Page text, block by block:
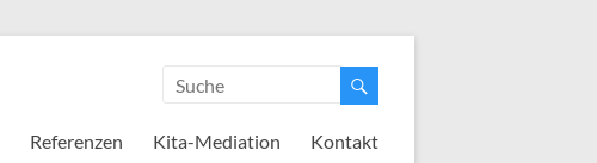
Referenzen Kita-Mediation Kontakt